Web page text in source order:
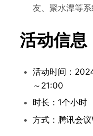
友、聚水潭等系
活动信息
活动时间：
～21:00
时长：1个小时
方式：腾讯会